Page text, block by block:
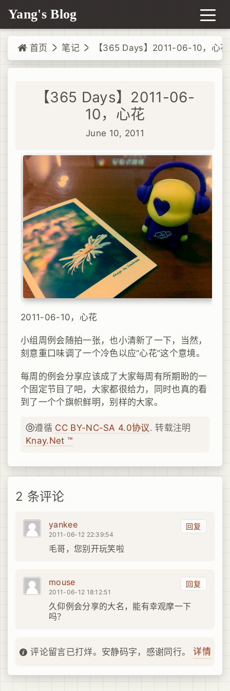
Yang's Blog
首页 笔记 【365 Days】2011-06-10，心花
【365 Days】2011-06-
10，心花
June 10, 2011
2011-06-10，心花
小组周例会随拍一张，也小清新了一下，当然，
刻意重口味调了一个冷色以应“心花”这个意境。
每周的例会分享应该成了大家每周有所期盼的一
个固定节目了吧，大家都很给力，同时也真的看
到了一个个旗帜鲜明，别样的大家。
遵循 CC BY-NC-SA 4.0协议. 转载注明
Knay.Net ™
2 条评论
回复
yankee
2011-06-12 22:39:54
毛哥，您别开玩笑啦
回复
mouse
2011-06-12 18:12:51
久仰例会分享的大名，能有幸观摩一下
吗？
评论留言已打烊。安静码字，感谢同行。 详情